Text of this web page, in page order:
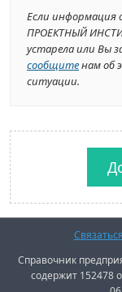
Если информация
ПРОЕКТНЫЙ
устарела или Вы
сообщитенам об
ситуации.
Связаться
Справочник
содержит 152478